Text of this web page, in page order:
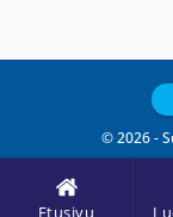
Etusivu
© 2026 -